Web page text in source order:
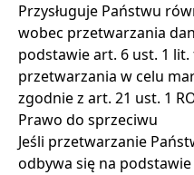
Przysługuje Państwu
wobec przetwarzania
podstawie art. 6 ust. 1 lit.
przetwarzania w celu
zgodnie z art. 21 ust. 1
Prawo do sprzeciwu
Jeśli przetwarzanie
odbywa się na